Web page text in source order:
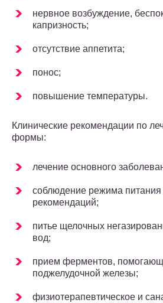
нервное возбуждение,
капризность;
отсутствие аппетита;
понос;
повышение температуры.
Клинические рекомендации по
формы:
лечение основного
соблюдение режима питания
рекомендаций;
питье щелочных
вод;
прием ферментов,
поджелудочной железы;
физиотерапевтическое и